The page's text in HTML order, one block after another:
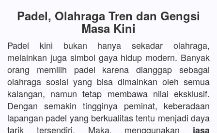
Padel, Olahraga Tren dan Gengsi
Masa Kini
Padel kini bukan hanya sekadar olahraga,
melainkan juga simbol gaya hidup modern. Banyak
orang memilih padel karena dianggap sebagai
olahraga sosial yang bisa dimainkan oleh semua
kalangan, namun tetap membawa nilai eksklusif.
Dengan semakin tingginya peminat, keberadaan
lapangan padel yang berkualitas tentu menjadi daya
tarik tersendiri. Maka, menggunakan jasa